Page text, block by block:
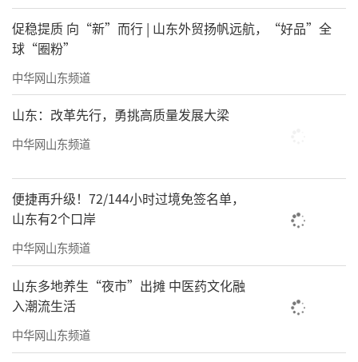
促稳提质 向“新”而行 | 山东外贸扬帆远航，“好品”全
球“圈粉”
中华网山东频道
山东：改革先行，勇挑高质量发展大梁
中华网山东频道
便捷再升级！72/144小时过境免签名单，
山东有2个口岸
中华网山东频道
山东多地养生“夜市”出摊 中医药文化融
入潮流生活
中华网山东频道